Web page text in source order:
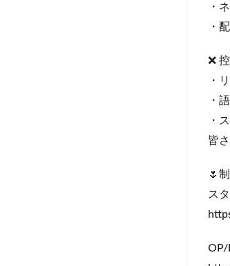
・
・
❌
・
・
・
皆
🌷
ス
OP/